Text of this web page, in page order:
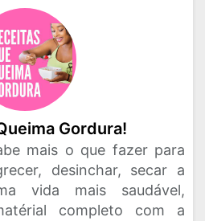
Gordura!
mais o que fazer para
desinchar, secar a
vida mais saudável,
completo com a